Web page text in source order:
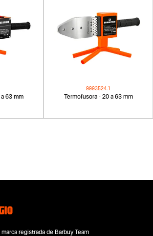
a 63 mm Termofusora - 20 a 63 mm
9993524.1
registrada de Barbuy Team